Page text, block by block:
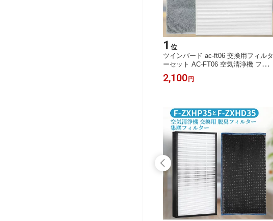
1 位
ツインバード ac-ft06 交換用フィルタ
ーセット AC-FT06 空気清浄機 フィル
ター AC-4357 AC-4238 AC-D358PW
対応 HEPA集塵フィルター 脱臭フィ
2,100円